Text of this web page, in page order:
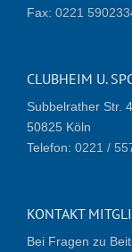
Fax: 0221
CLUBHEIM U.
Subbelrather Str.
50825 Köln
Telefon: 0221 /
KONTAKT
Bei Fragen zu